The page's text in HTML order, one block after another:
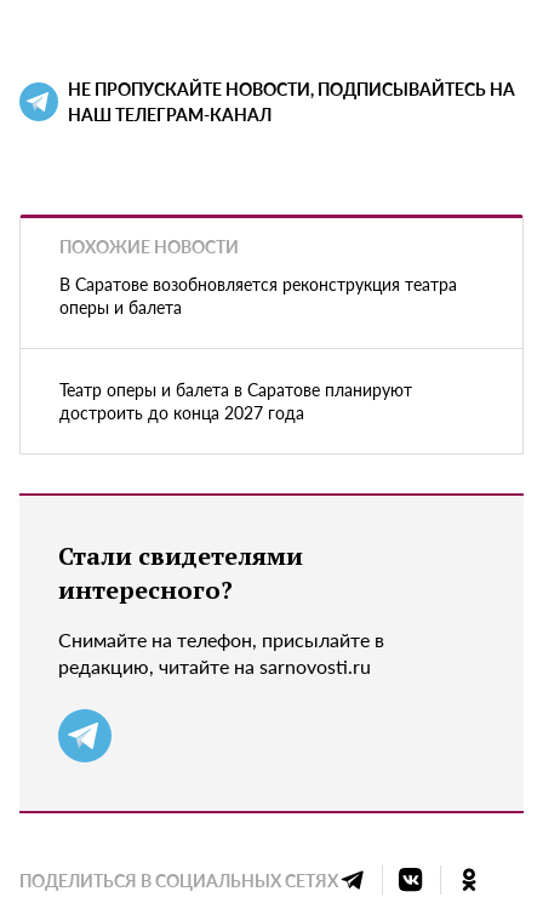
НЕ ПРОПУСКАЙТЕ НОВОСТИ, ПОДПИСЫВАЙТЕСЬ НА
НАШ ТЕЛЕГРАМ-КАНАЛ
ПОХОЖИЕ НОВОСТИ
В Саратове возобновляется реконструкция театра
оперы и балета
Театр оперы и балета в Саратове планируют
достроить до конца 2027 года
Стали свидетелями
интересного?
Снимайте на телефон, присылайте в
редакцию, читайте на sarnovosti.ru
ПОДЕЛИТЬСЯ В СОЦИАЛЬНЫХ СЕТЯХ